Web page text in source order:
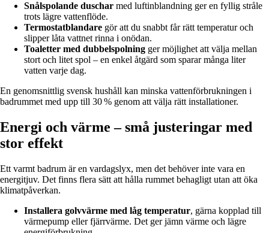
Snålspolande duschar med luftinblandning ger en fyllig stråle
trots lägre vattenflöde.
Termostatblandare gör att du snabbt får rätt temperatur och
slipper låta vattnet rinna i onödan.
Toaletter med dubbelspolning ger möjlighet att välja mellan
stort och litet spol – en enkel åtgärd som sparar många liter
vatten varje dag.
En genomsnittlig svensk hushåll kan minska vattenförbrukningen i
badrummet med upp till 30 % genom att välja rätt installationer.
Energi och värme – små justeringar med
stor effekt
Ett varmt badrum är en vardagslyx, men det behöver inte vara en
energitjuv. Det finns flera sätt att hålla rummet behagligt utan att öka
klimatpåverkan.
Installera golvvärme med låg temperatur, gärna kopplad till
värmepump eller fjärrvärme. Det ger jämn värme och lägre